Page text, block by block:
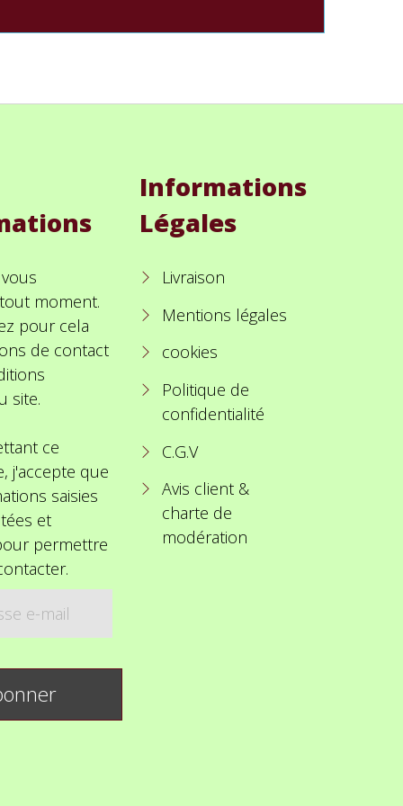
moment.
pour cela
de contact
site.
ce
j'accepte que
saisies
et
permettre
Informations
Légales
Livraison
Mentions légales
cookies
Politique de
confidentialité
C.G.V
Avis client &
charte de
modération